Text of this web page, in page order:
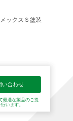
ックスＳ塗装
い合わせ
最適な製品の ご提
います。